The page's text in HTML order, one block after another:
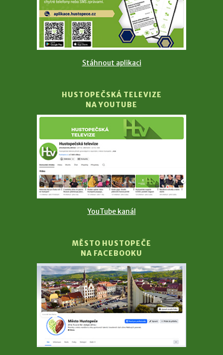
Stáhnout aplikaci
HUSTOPEČSKÁ TELEVIZE
NA YOUTUBE
YouTube kanál
MĚSTO HUSTOPEČE
NA FACEBOOKU